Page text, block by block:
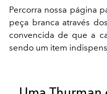
Percorra nossa página
peça branca através
convencida de que a
sendo um item